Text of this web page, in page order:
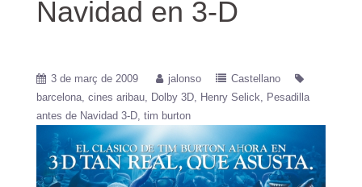
Navidad en 3-D
3 de març de 2009 jalonso
Castellano
barcelona cines aribau Dolby 3D Henry Selick
Pesadilla
antes de Navidad 3-D tim burton